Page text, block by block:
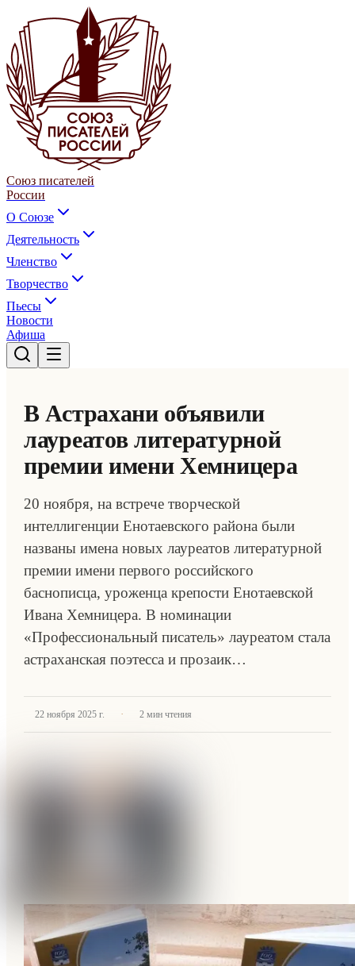
Союз писателей
России
О Союзе
Деятельность
Членство
Творчество
Пьесы
Новости
Афиша
В Астрахани объявили
лауреатов литературной
премии имени Хемницера
20 ноября, на встрече творческой
интеллигенции Енотаевского района были
названы имена новых лауреатов литературной
премии имени первого российского
баснописца, уроженца крепости Енотаевской
Ивана Хемницера. В номинации
«Профессиональный писатель» лауреатом стала
астраханская поэтесса и прозаик…
22 ноября 2025 г. · 2 мин чтения